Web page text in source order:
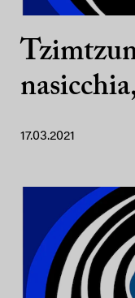
17.03.2021